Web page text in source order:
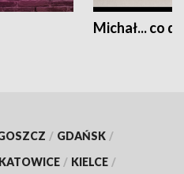
Michał... co
/ GDAŃSK /
KATOWICE / KIELCE /